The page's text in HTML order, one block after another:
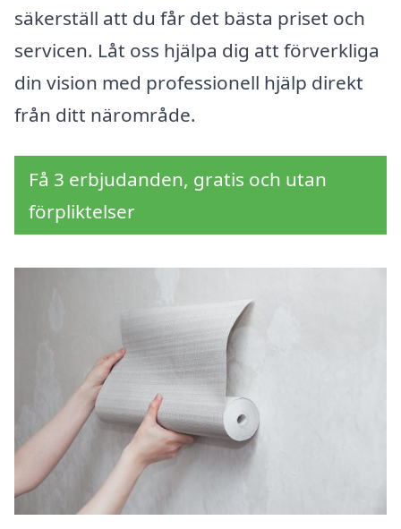
säkerställ att du får det bästa priset och
servicen. Låt oss hjälpa dig att förverkliga
din vision med professionell hjälp direkt
från ditt närområde.
Få 3 erbjudanden, gratis och utan
förpliktelser